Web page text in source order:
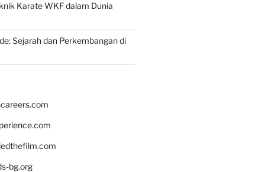
Karate WKF dalam Dunia
Sejarah dan Perkembangan di
bg.org